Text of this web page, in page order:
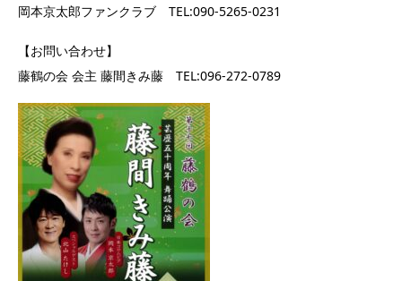
岡本京太郎ファンクラブ TEL:090-5265-0231
【お問い合わせ】
藤鶴の会 会主 藤間きみ藤 TEL:096-272-0789